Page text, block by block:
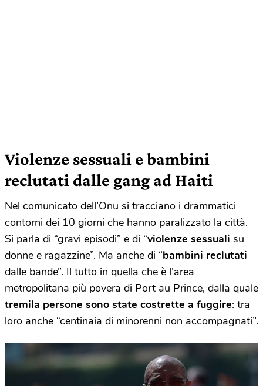
Violenze sessuali e bambini
reclutati dalle gang ad Haiti
Nel comunicato dell’Onu si tracciano i drammatici
contorni dei 10 giorni che hanno paralizzato la città.
Si parla di “gravi episodi” e di “violenze sessuali su
donne e ragazzine”. Ma anche di “bambini reclutati
dalle bande”. Il tutto in quella che è l’area
metropolitana più povera di Port au Prince, dalla quale
tremila persone sono state costrette a fuggire: tra
loro anche “centinaia di minorenni non accompagnati”.